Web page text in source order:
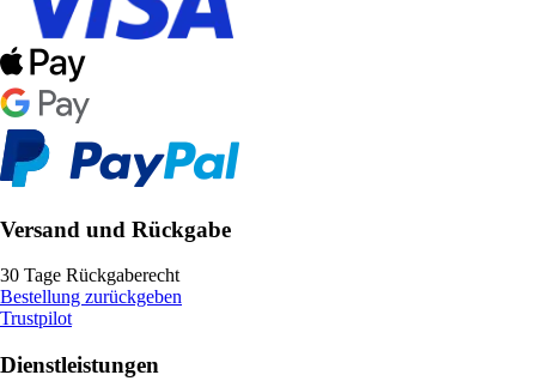
Versand und Rückgabe
30 Tage Rückgaberecht
Bestellung zurückgeben
Trustpilot
Dienstleistungen